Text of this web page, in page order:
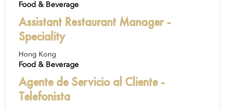
Food & Beverage
Assistant Restaurant Manager -
Speciality
Hong Kong
Food & Beverage
Agente de Servicio al Cliente -
Telefonista